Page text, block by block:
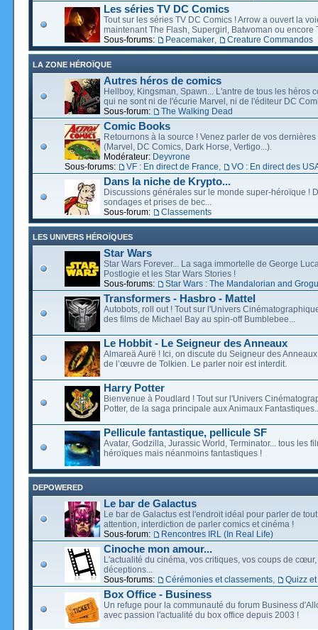
Les séries TV DC Comics
Tout sur les séries TV DC Comics ! Arrow a ouvert la
maintenant The Flash, Supergirl, Batwoman ou encore
Sous-forums:
Peacemaker Creature Commandos
LA ZONE HÉROÏQUE
Autres héros de comics
Hellboy, Kingsman, Spawn... L'antre de tous les héros
qui ne sont ni de l'écurie Marvel, ni de l'éditeur DC
Sous-forum:
The Walking Dead
Comic Books
Retournons à la source ! Venez parler de vos dernières
(Marvel, DC Comics, Dark Horse, Vertigo...).
Modérateur: Deyvrone
Sous-forums:
VF : En direct de France VO : En direct des
Dans la niche de Krypto...
Discussions générales sur le monde super-héroïque !
sondages et prises de bec...
Sous-forum:
Classements
LES UNIVERS HÉROÏQUES
Star Wars
Star Wars Forever... La saga immortelle de George
Postlogie et les Star Wars Stories !
Sous-forums:
Star Wars : The Mandalorian and Grogu
Transformers - Hasbro - Mattel
Autobots, roll out ! Tout sur l'Univers
des films de Michael Bay au spin-off Bumblebee...
Le Hobbit - Le Seigneur des Anneaux
Almareä Aurë ! Ici, on discute du Seigneur des
de l’œuvre de Tolkien. Le parler noir est interdit.
Harry Potter
Bienvenue à Poudlard ! Tout sur l'Univers
Potter, de la saga principale aux Animaux
Pellicule fantastique, pellicule SF
Avatar, Godzilla, Jurassic World, Terminator... tous les
héroïques mais néanmoins fantastiques !
DEPOWERED
Le bar de Galactus
Le bar de Galactus est l'endroit idéal pour parler de
attention, interdiction de parler comics et cinéma !
Sous-forum:
Rencontres IRL (In Real Life)
Cinoche mon amour...
L'actualité du cinéma, vos critiques, vos coups de cœur,
déceptions...
Sous-forums:
Cérémonies et classements Quizz
Box Office - Business
Un refuge pour la communauté du forum Business
avec passion l'actualité du box office depuis 2003 !